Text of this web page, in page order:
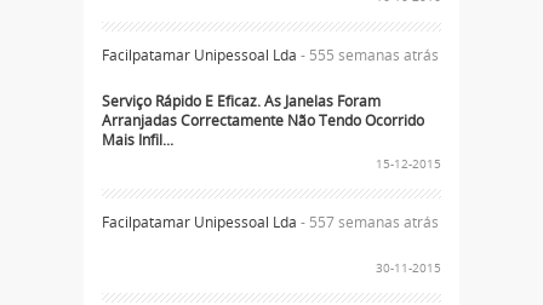
Facilpatamar Unipessoal Lda - 555 semanas atrás
Serviço Rápido E Eficaz. As Janelas Foram
Arranjadas Correctamente Não Tendo Ocorrido
Mais Infil...
15-12-2015
Facilpatamar Unipessoal Lda - 557 semanas atrás
30-11-2015